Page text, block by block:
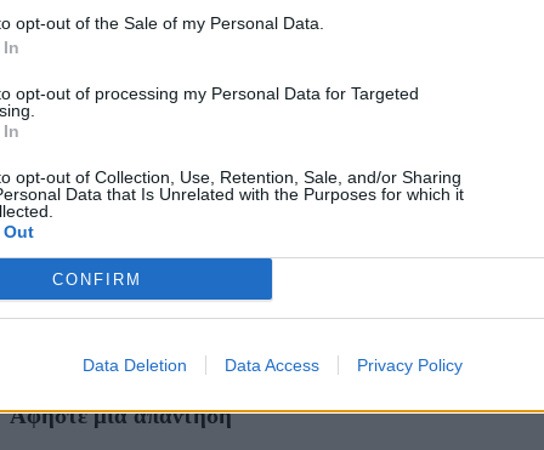
opt-out of the Sale of my Personal Data.
opt-out of processing my Personal Data for Targeted
opt-out of Collection, Use, Retention, Sale, and/or Sharing
Data that Is Unrelated with the Purposes for which it
CONFIRM
Data Deletion Data Access Privacy Policy
Ανδρέας Στεφάνου
Κιθαρίστας, επικοινωνιολόγος, scuba diver. Λάτρης mobile tech,
των Nokia.
No comments
Αφήστε μια απάντηση